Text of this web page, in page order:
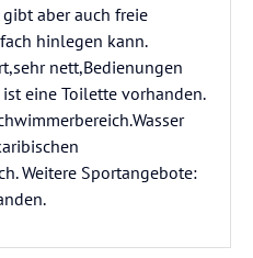
gibt aber auch freie
hinlegen kann.
nett,Bedienungen
eine Toilette vorhanden.
Weitere Sportangebote: